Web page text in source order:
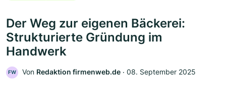
Der Weg zur eigenen Bäckerei:
Strukturierte Gründung im
Handwerk
FW Von Redaktion firmenweb.de ‧ 08. September 2025